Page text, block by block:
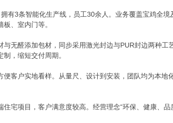
3条智能化生产线，员工30余人。业务覆盖宝鸡全境
、室内门等。
无醛添加包材，同步采用激光封边与PUR封边两种工
，缩短交付周期。
客户实地看样。从量尺、设计到安装，团队均为本地
宅项目，客户满意度较高。经营理念“环保、健康、品